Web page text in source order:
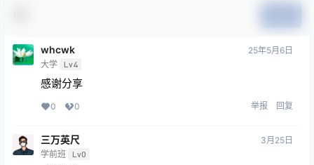
whcwk
大学 Lv4
25年5月6日
感谢分享
0 0 举报 回复
三万英尺
学前班 Lv0
3月25日